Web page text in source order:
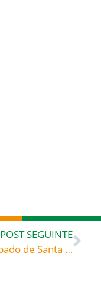
POST SEGUINTE
Episcopado de Santa Catarina e Coordenadores Diocesanos de Pastoral se encontram em Blumenau